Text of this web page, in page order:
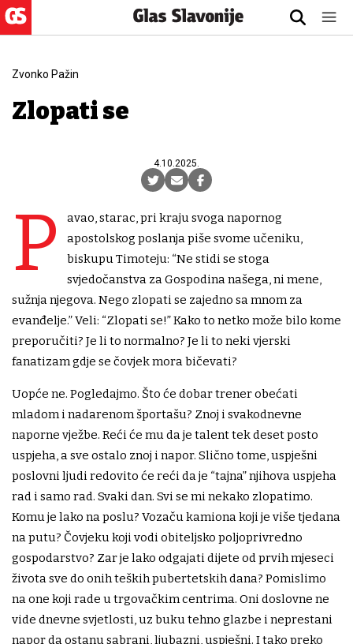
Zvonko Pažin
Zlopati se
4.10.2025.
P
avao, starac, pri kraju svoga napornog
apostolskog poslanja piše svome učeniku,
biskupu Timoteju: “Ne stidi se stoga
svjedočanstva za Gospodina našega, ni mene,
sužnja njegova. Nego zlopati se zajedno sa mnom za
evanđelje.” Veli: “Zlopati se!” Kako to netko može bilo kome
preporučiti? Je li to normalno? Je li to neki vjerski
fanatizam gdje se čovjek mora bičevati?
Uopće ne. Pogledajmo. Što će dobar trener obećati
mladom i nadarenom športašu? Znoj i svakodnevne
naporne vježbe. Reći će mu da je talent tek deset posto
uspjeha, a sve ostalo znoj i napor. Slično tome, uspješni
poslovni ljudi redovito će reći da je “tajna” njihova uspjeha
rad i samo rad. Svaki dan. Svi se mi nekako zlopatimo.
Komu je lako na poslu? Vozaču kamiona koji je više tjedana
na putu? Čovjeku koji vodi obiteljsko poljoprivredno
gospodarstvo? Zar je lako odgajati dijete od prvih mjeseci
života sve do onih teških pubertetskih dana? Pomislimo
na one koji rade u trgovačkim centrima. Oni doslovne ne
vide dnevne svjetlosti, uz buku tehno glazbe i neprestani
napor da ostanu sabrani, ljubazni, uspješni. I tako preko